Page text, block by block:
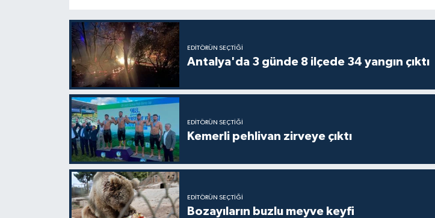
EDITÖRÜN SEÇTIĞI
Antalya'da 3 günde 8 ilçede 34 yangın çıktı
EDITÖRÜN SEÇTIĞI
Kemerli pehlivan zirveye çıktı
EDITÖRÜN SEÇTIĞI
Bozayıların buzlu meyve keyfi